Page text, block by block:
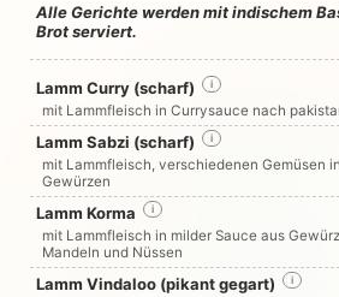
Alle Gerichte werden mit indischem
Brot serviert.
Lamm Curry (scharf) i
mit Lammfleisch in Currysauce nach
Lamm Sabzi (scharf) i
mit Lammfleisch, verschiedenen Gemüsen
Gewürzen
Lamm Korma i
mit Lammfleisch in milder Sauce aus
Mandeln und Nüssen
Lamm Vindaloo (pikant gegart) i